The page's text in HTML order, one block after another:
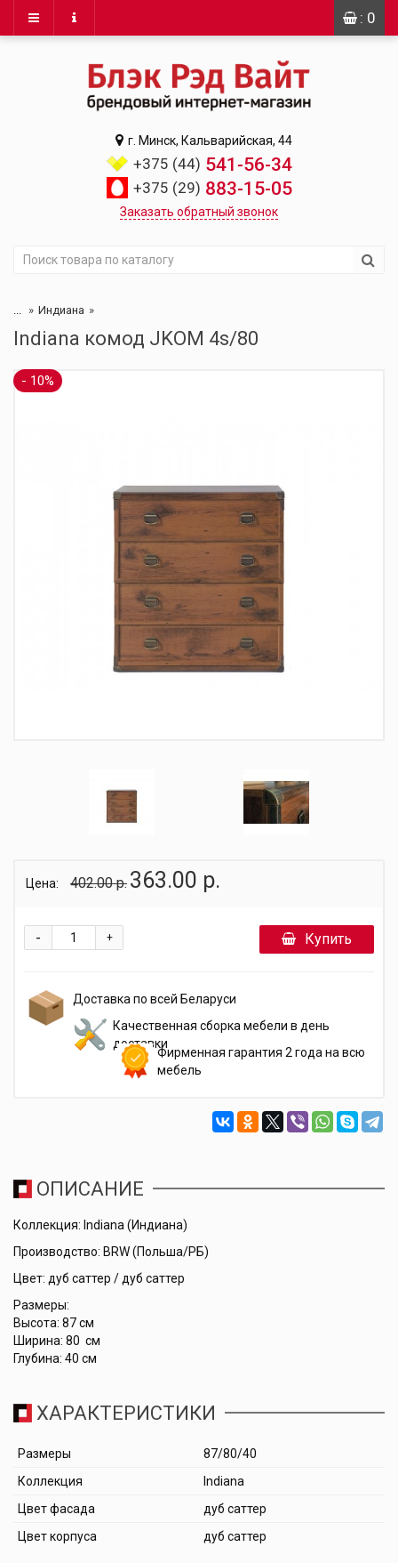
: 0
г. Минск, Кальварийская, 44
+375 (44) 541-56-34
+375 (29) 883-15-05
Заказать обратный звонок
... Индиана
Indiana комод JKOM 4s/80
- 10%
Цена: 402.00 р. 363.00 р.
+
- Купить
Доставка по всей Беларуси
Качественная сборка мебели в день
доставки
Фирменная гарантия 2 года на всю
мебель
ОПИСАНИЕ
Коллекция: Indiana (Индиана)
Производство: BRW (Польша/РБ)
Цвет: дуб саттер / дуб саттер
Размеры:
Высота: 87 см
Ширина: 80 см
Глубина: 40 см
ХАРАКТЕРИСТИКИ
Размеры
87/80/40
Коллекция
Indiana
Цвет фасада
дуб саттер
Цвет корпуса
дуб саттер